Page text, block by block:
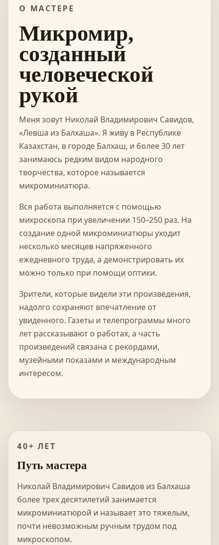
О МАСТЕРЕ
Микромир,
созданный
человеческой
рукой
Меня зовут Николай Владимирович Савидов,
«Левша из Балхаша». Я живу в Республике
Казахстан, в городе Балхаш, и более 30 лет
занимаюсь редким видом народного
творчества, которое называется
микроминиатюра.
Вся работа выполняется с помощью
микроскопа при увеличении 150–250 раз. На
создание одной микроминиатюры уходит
несколько месяцев напряженного
ежедневного труда, а демонстрировать их
можно только при помощи оптики.
Зрители, которые видели эти произведения,
надолго сохраняют впечатление от
увиденного. Газеты и телепрограммы много
лет рассказывают о работах, а часть
произведений связана с рекордами,
музейными показами и международным
интересом.
40+ ЛЕТ
Путь мастера
Николай Владимирович Савидов из Балхаша
более трех десятилетий занимается
микроминиатюрой и называет это тяжелым,
почти невозможным ручным трудом под
микроскопом.